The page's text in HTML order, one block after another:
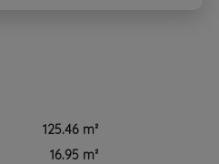
125.46 m²
16.95 m²